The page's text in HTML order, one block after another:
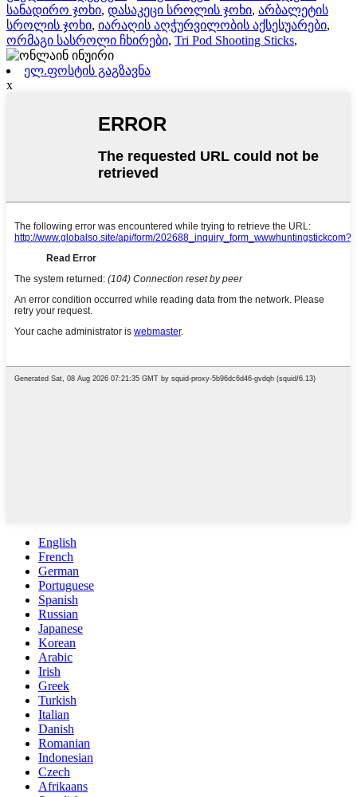
სანადირო ჯოხი, დასაკეცი სროლის ჯოხი, არბალეტის
სროლის ჯოხი, იარაღის აღჭურვილობის აქსესუარები,
ორმაგი სასროლი ჩხირები, Tri Pod Shooting Sticks,
ელ.ფოსტის გაგზავნა
x
English
French
German
Portuguese
Spanish
Russian
Japanese
Korean
Arabic
Irish
Greek
Turkish
Italian
Danish
Romanian
Indonesian
Czech
Afrikaans